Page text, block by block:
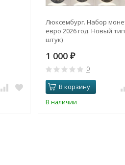
Люксембург. Набор
евро 2026 год. Новый
штук)
1 000 ₽
0
В корзину
В наличии